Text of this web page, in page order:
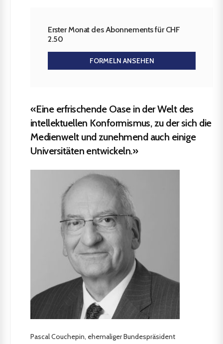
Erster Monat des Abonnements für CHF
2.50
FORMELN ANSEHEN
«Eine erfrischende Oase in der Welt des
intellektuellen Konformismus, zu der sich die
Medienwelt und zunehmend auch einige
Universitäten entwickeln.»
Pascal Couchepin, ehemaliger Bundespräsident